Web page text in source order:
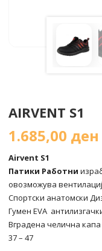
AIRVENT S1
1.685,00 ден
Airvent S1
Патики Работни
овозможува
Спортски анатомски
Гумен EVA
Вградена челична капа
37 – 47